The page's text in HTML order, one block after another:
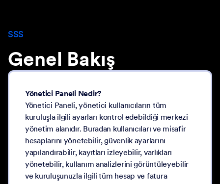
SSS
Genel Bakış
Yönetici Paneli Nedir?
Yönetici Paneli, yönetici kullanıcıların tüm
kuruluşla ilgili ayarları kontrol edebildiği merkezi
yönetim alanıdır. Buradan kullanıcıları ve misafir
hesaplarını yönetebilir, güvenlik ayarlarını
yapılandırabilir, kayıtları izleyebilir, varlıkları
yönetebilir, kullanım analizlerini görüntüleyebilir
ve kuruluşunuzla ilgili tüm hesap ve fatura